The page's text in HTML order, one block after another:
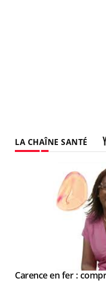
LA CHAÎNE SANTÉ
Youtube
Carence en fer :